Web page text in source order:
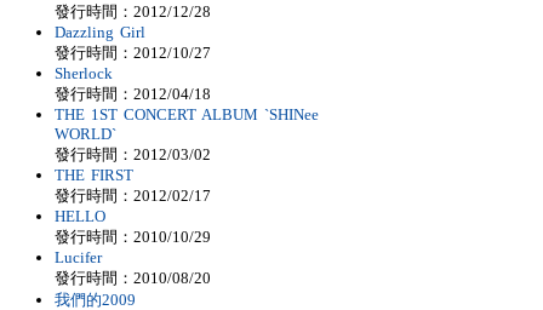
發行時間：2012/12/28
Dazzling Girl
發行時間：2012/10/27
Sherlock
發行時間：2012/04/18
THE 1ST CONCERT ALBUM `SHINee
WORLD`
發行時間：2012/03/02
THE FIRST
發行時間：2012/02/17
HELLO
發行時間：2010/10/29
Lucifer
發行時間：2010/08/20
我們的2009